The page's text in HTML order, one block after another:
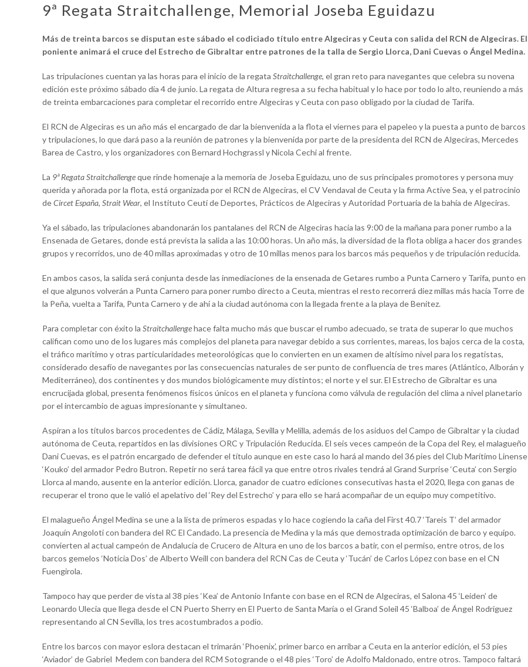
9ª Regata Straitchallenge, Memorial Joseba Eguidazu
Más de treinta barcos se disputan este sábado el codiciado título entre Algeciras y Ceuta con salida del RCN de Algeciras. El
poniente animará el cruce del Estrecho de Gibraltar entre patrones de la talla de Sergio Llorca, Dani Cuevas o Ángel Medina.
Las tripulaciones cuentan ya las horas para el inicio de la regata Straitchallenge, el gran reto para navegantes que celebra su novena
edición este próximo sábado día 4 de junio. La regata de Altura regresa a su fecha habitual y lo hace por todo lo alto, reuniendo a más
de treinta embarcaciones para completar el recorrido entre Algeciras y Ceuta con paso obligado por la ciudad de Tarifa.
El RCN de Algeciras es un año más el encargado de dar la bienvenida a la flota el viernes para el papeleo y la puesta a punto de barcos
y tripulaciones, lo que dará paso a la reunión de patrones y la bienvenida por parte de la presidenta del RCN de Algeciras, Mercedes
Barea de Castro, y los organizadores con Bernard Hochgrassl y Nicola Cechi al frente.
La 9ª Regata Straitchallengeque rinde homenaje a la memoria de Joseba Eguidazu, uno de sus principales promotores y persona muy
querida y añorada por la flota, está organizada por el RCN de Algeciras, el CV Vendaval de Ceuta y la firma Active Sea, y el patrocinio
deCircet España, Strait Wear, el Instituto Ceutí de Deportes, Prácticos de Algeciras y Autoridad Portuaria de la bahía de Algeciras.
Ya el sábado, las tripulaciones abandonarán los pantalanes del RCN de Algeciras hacia las 9:00 de la mañana para poner rumbo a la
Ensenada de Getares, donde está prevista la salida a las 10:00 horas. Un año más, la diversidad de la flota obliga a hacer dos grandes
grupos y recorridos, uno de 40 millas aproximadas y otro de 10 millas menos para los barcos más pequeños y de tripulación reducida.
En ambos casos, la salida será conjunta desde las inmediaciones de la ensenada de Getares rumbo a Punta Carnero y Tarifa, punto en
el que algunos volverán a Punta Carnero para poner rumbo directo a Ceuta, mientras el resto recorrerá diez millas más hacía Torre de
la Peña, vuelta a Tarifa, Punta Carnero y de ahí a la ciudad autónoma con la llegada frente a la playa de Benítez.
Para completar con éxito la Straitchallengehace falta mucho más que buscar el rumbo adecuado, se trata de superar lo que muchos
califican como uno de los lugares más complejos del planeta para navegar debido a sus corrientes, mareas, los bajos cerca de la costa,
el tráfico marítimo y otras particularidades meteorológicas que lo convierten en un examen de altísimo nivel para los regatistas,
considerado desafío de navegantes por las consecuencias naturales de ser punto de confluencia de tres mares (Atlántico, Alborán y
Mediterráneo), dos continentes y dos mundos biológicamente muy distintos; el norte y el sur. El Estrecho de Gibraltar es una
encrucijada global, presenta fenómenos físicos únicos en el planeta y funciona como válvula de regulación del clima a nivel planetario
por el intercambio de aguas impresionante y simultaneo.
Aspiran a los títulos barcos procedentes de Cádiz, Málaga, Sevilla y Melilla, además de los asiduos del Campo de Gibraltar y la ciudad
autónoma de Ceuta, repartidos en las divisiones ORC y Tripulación Reducida. El seis veces campeón de la Copa del Rey, el malagueño
Dani Cuevas, es el patrón encargado de defender el título aunque en este caso lo hará al mando del 36 pies del Club Marítimo Linense
‘Kouko’ del armador Pedro Butron. Repetir no será tarea fácil ya que entre otros rivales tendrá al Grand Surprise ‘Ceuta’ con Sergio
Llorca al mando, ausente en la anterior edición. Llorca, ganador de cuatro ediciones consecutivas hasta el 2020, llega con ganas de
recuperar el trono que le valió el apelativo del ‘Rey del Estrecho’ y para ello se hará acompañar de un equipo muy competitivo.
El malagueño Ángel Medina se une a la lista de primeros espadas y lo hace cogiendo la caña del First 40.7 ‘Tareis T’ del armador
Joaquín Angoloti con bandera del RC El Candado. La presencia de Medina y la más que demostrada optimización de barco y equipo.
convierten al actual campeón de Andalucía de Crucero de Altura en uno de los barcos a batir, con el permiso, entre otros, de los
barcos gemelos ‘Noticia Dos’ de Alberto Weill con bandera del RCN Cas de Ceuta y ‘Tucán’ de Carlos López con base en el CN
Fuengirola.
Tampoco hay que perder de vista al 38 pies ‘Kea’ de Antonio Infante con base en el RCN de Algeciras, el Salona 45 ‘Leiden’ de
Leonardo Ulecia que llega desde el CN Puerto Sherry en El Puerto de Santa María o el Grand Soleil 45 ‘Balboa’ de Ángel Rodríguez
representando al CN Sevilla, los tres acostumbrados a podio.
Entre los barcos con mayor eslora destacan el trimarán ‘Phoenix’, primer barco en arribar a Ceuta en la anterior edición, el 53 pies
‘Aviador’ de Gabriel Medem con bandera del RCM Sotogrande o el 48 pies ‘Toro’ de Adolfo Maldonado, entre otros. Tampoco faltará